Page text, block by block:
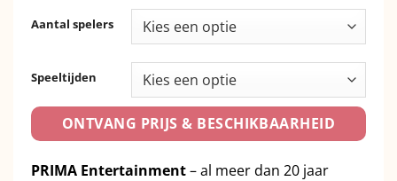
Aantal spelers
Speeltijden
ONTVANG PRIJS & BESCHIKBAARHEID
PRIMA Entertainment– al meer dan 20 jaar